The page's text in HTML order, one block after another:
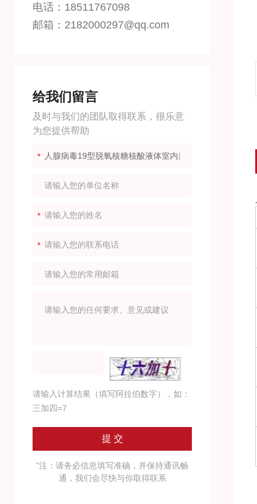
电话：18511767098
邮箱：2182000297@qq.com
给我们留言
及时与我们的团队取得联系，很乐意
为您提供帮助
请输入计算结果（填写阿拉伯数字），如：
三加四=7
"注：请务必信息填写准确，并保持通讯畅
通，我们会尽快与你取得联系